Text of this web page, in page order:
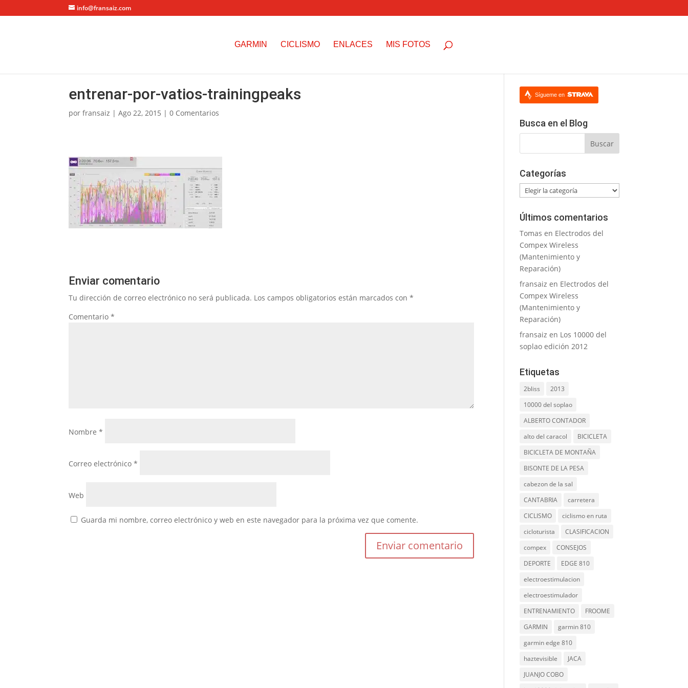
info@fransaiz.com
GARMIN CICLISMO ENLACES MIS FOTOS
entrenar-por-vatios-trainingpeaks
porfransaiz |Ago 22, 2015 |0 Comentarios
Enviar comentario
Tu dirección de correo electrónico no será publicada. Los campos obligatorios están marcados con*
Comentario*
Nombre*
Correo electrónico*
Web
Guarda mi nombre, correo electrónico y web en este navegador para la próxima vez que comente.
Sígueme en
Busca en el Blog
Categorías
Categorías
Últimos comentarios
Tomas en Electrodos del
Compex Wireless
(Mantenimiento y
Reparación)
fransaiz en Electrodos del
Compex Wireless
(Mantenimiento y
Reparación)
fransaiz en Los 10000 del
soplao edición 2012
Etiquetas
2bliss
2013
10000 del soplao
ALBERTO CONTADOR
alto del caracol
BICICLETA
BICICLETA DE MONTAÑA
BISONTE DE LA PESA
cabezon de la sal
CANTABRIA
carretera
CICLISMO
ciclismo en ruta
cicloturista
CLASIFICACION
compex
CONSEJOS
DEPORTE
EDGE 810
electroestimulacion
electroestimulador
ENTRENAMIENTO
FROOME
GARMIN
garmin 810
garmin edge 810
haztevisible
JACA
JUANJO COBO